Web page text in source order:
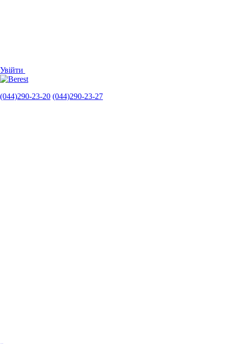
Увійти
(044)290-23-20 (044)290-23-27